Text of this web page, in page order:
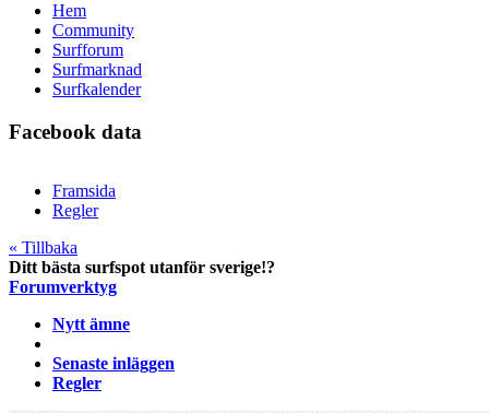
Hem
Community
Surfforum
Surfmarknad
Surfkalender
Facebook data
Framsida
Regler
« Tillbaka
Ditt bästa surfspot utanför sverige!?
Forumverktyg
Nytt ämne
Senaste inläggen
Regler